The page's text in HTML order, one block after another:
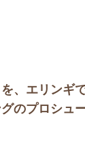
、エリンギ
のプロシュ